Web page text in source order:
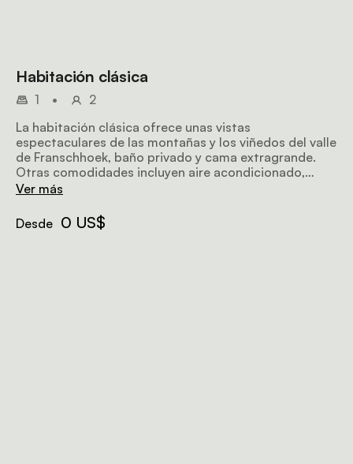
Habitación clásica
1 •
2
La habitación clásica ofrece unas vistas
espectaculares de las montañas y los viñedos del valle
de Franschhoek, baño privado y cama extragrande.
Otras comodidades incluyen aire acondicionado,
televisión y una estación para preparar té y café en
Ver más
Desde 0 US$